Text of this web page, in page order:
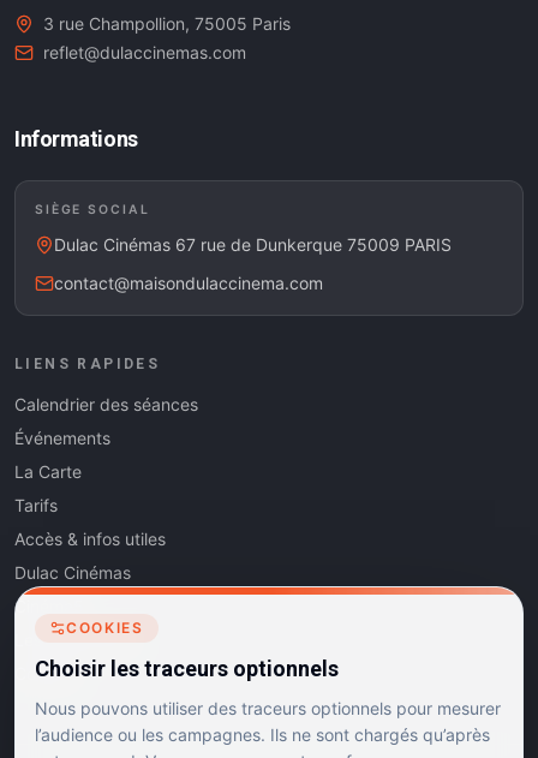
3 rue Champollion, 75005 Paris
reflet@dulaccinemas.com
Informations
SIÈGE SOCIAL
Dulac Cinémas 67 rue de Dunkerque 75009 PARIS
contact@maisondulaccinema.com
LIENS RAPIDES
Calendrier des séances
Événements
La Carte
Tarifs
Accès & infos utiles
Dulac Cinémas
Cinéma5
Les Dits de l'Art
Contact
COOKIES
Choisir les traceurs optionnels
Nous pouvons utiliser des traceurs optionnels pour mesurer
l’audience ou les campagnes. Ils ne sont chargés qu’après